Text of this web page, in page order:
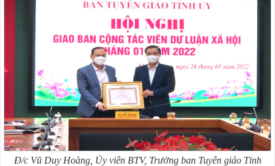
Đ/c Vũ Duy Hoàng, Ủy viên BTV, Trưởng ban Tuyên giáo Tỉnh